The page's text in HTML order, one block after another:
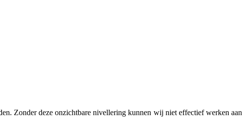
Zonder deze onzichtbare nivellering kunnen wij niet effectief werken aan